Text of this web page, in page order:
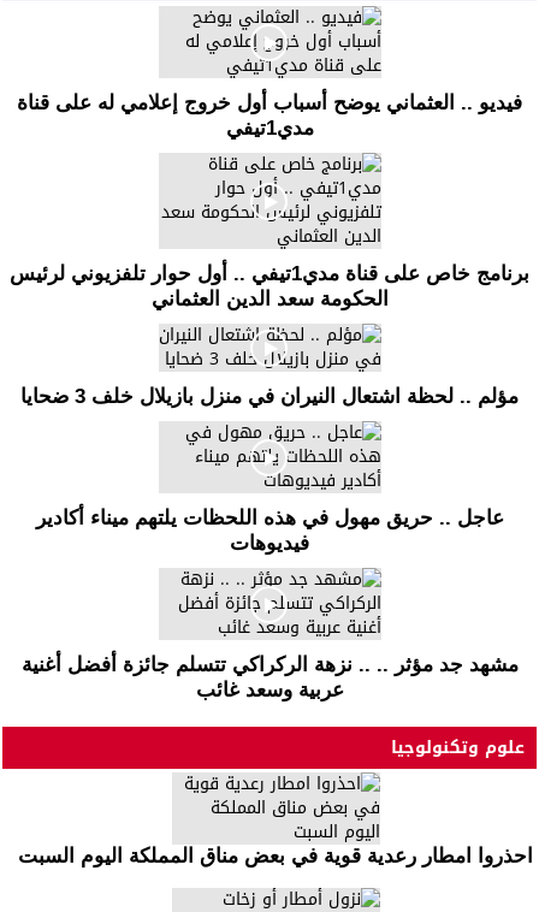
فيديو .. العثماني يوضح أسباب أول خروج إعلامي له على قناة
مدي1تيفي
برنامج خاص على قناة مدي1تيفي .. أول حوار تلفزيوني لرئيس
الحكومة سعد الدين العثماني
مؤلم .. لحظة اشتعال النيران في منزل بازيلال خلف 3 ضحايا
عاجل .. حريق مهول في هذه اللحظات يلتهم ميناء أكادير
فيديوهات
مشهد جد مؤثر .. .. نزهة الركراكي تتسلم جائزة أفضل أغنية
عربية وسعد غائب
علوم وتكنولوجيا
احذروا امطار رعدية قوية في بعض مناق المملكة اليوم السبت